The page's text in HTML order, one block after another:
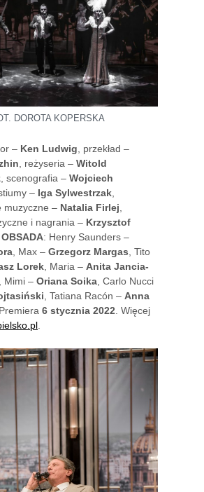
DOROTA KOPERSKA
– Ken Ludwig , przekład –
, reżyseria – Witold
, scenografia – Wojciech
– Iga Sylwestrzak
muzyczne – Natalia Firlej
i nagrania – Krzysztof
OBSADA: Henry Saunders –
, Max – Grzegorz Margas , Tito
Lorek , Maria – Anita Jancia-
, Mimi – Oriana Soika , Carlo Nucci
, Tatiana Racón – Anna
Premiera 6 stycznia 2022 . Więcej